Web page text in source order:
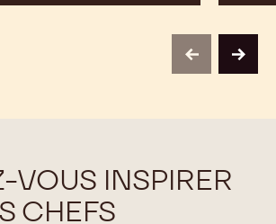
previousnext
VOUS INSPIRER
CHEFS